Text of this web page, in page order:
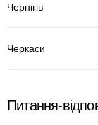
Чернігів
Черкаси
Питання-